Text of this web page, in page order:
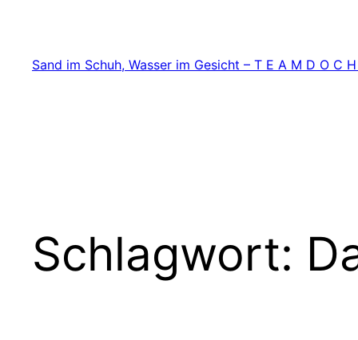
springen
Sand im Schuh, Wasser im Gesicht – T E A M D O C
Schlagwort: